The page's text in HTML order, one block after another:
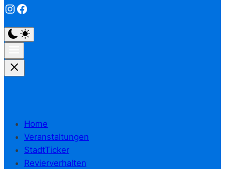
Instagram
Facebook
Home
Veranstaltungen
StadtTicker
Revierverhalten